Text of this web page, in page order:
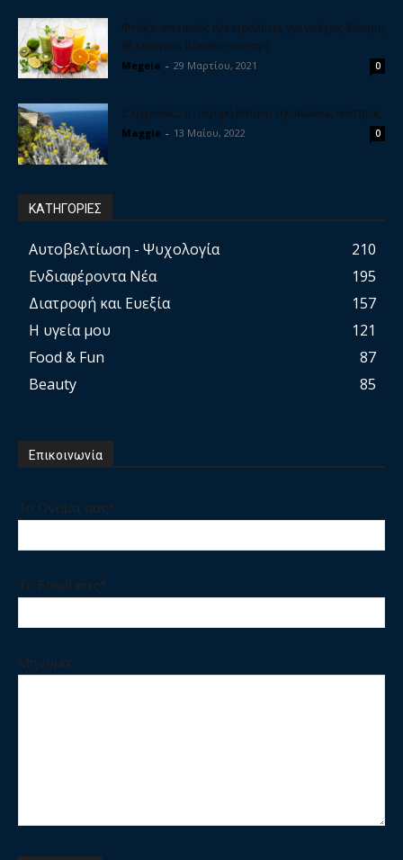
Φτιάξε σπιτικούς ηλεκτρολύτες για να έχεις δύναμη
& ενέργεια. Εύκολη συνταγή
Megeia - 29 Μαρτίου, 2021 0
Ελίχρυσος, το ισχυρό βότανο της αιώνιας νεότητας
Maggie - 13 Μαΐου, 2022 0
ΚΑΤΗΓΟΡΙΕΣ
Αυτοβελτίωση - Ψυχολογία
210
Ενδιαφέροντα Νέα
195
Διατροφή και Ευεξία
157
Η υγεία μου
121
Food & Fun
87
Beauty
85
Επικοινωνία
Το Ονομα σας*
Το Email σας*
Μηνυμα